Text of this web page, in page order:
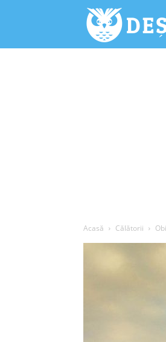
Acasă Călătorii